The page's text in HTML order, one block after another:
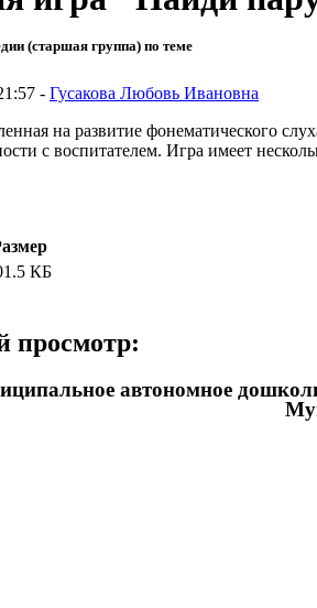
(старшая группа) по теме
- Гусакова Любовь Ивановна
на развитие фонематического
с воспитателем. Игра имеет
КБ
просмотр:
автономное